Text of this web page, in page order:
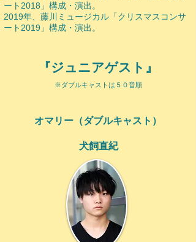
※ダブルキャストは５０音順​
ート2018」構成・演出。
2019年、藤川ミュージカル「クリスマスコンサ
ート2019」 構成・演出。
​オマリー（ダブルキャスト）
『​ジュニアゲスト』
犬飼直紀